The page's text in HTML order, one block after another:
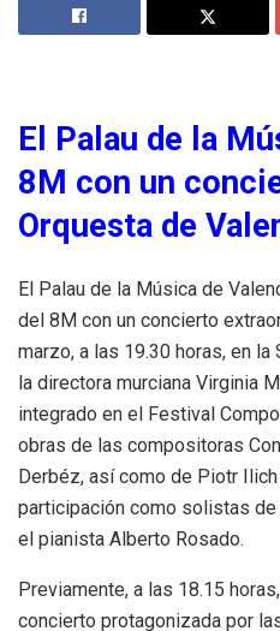
El Palau de la
8M con un
Orquesta de
El Palau de la Música de
del 8M con un concierto
marzo, a las 19.30 horas, en la
la directora murciana Virginia
integrado en el Festival
obras de las compositoras
Derbéz, así como de Piotr
participación como solistas de
el pianista Alberto Rosado.
Previamente, a las 18.15
concierto protagonizada por